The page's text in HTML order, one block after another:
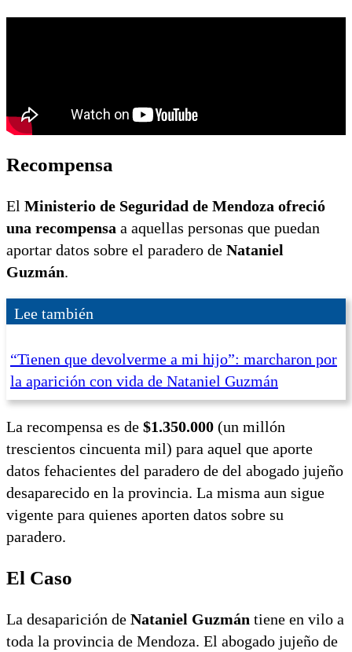
Recompensa
El Ministerio de Seguridad de Mendoza ofreció
una recompensa a aquellas personas que puedan
aportar datos sobre el paradero de Nataniel
Guzmán.
Lee también
“Tienen que devolverme a mi hijo”: marcharon por
la aparición con vida de Nataniel Guzmán
La recompensa es de $1.350.000 (un millón
trescientos cincuenta mil) para aquel que aporte
datos fehacientes del paradero de del abogado jujeño
desaparecido en la provincia. La misma aun sigue
vigente para quienes aporten datos sobre su
paradero.
El Caso
La desaparición de Nataniel Guzmán tiene en vilo a
toda la provincia de Mendoza. El abogado jujeño de